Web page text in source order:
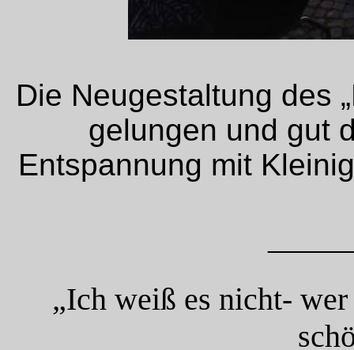
Die Neugestaltung des
gelungen und gut
Entspannung mit
„Ich weiß es nicht-